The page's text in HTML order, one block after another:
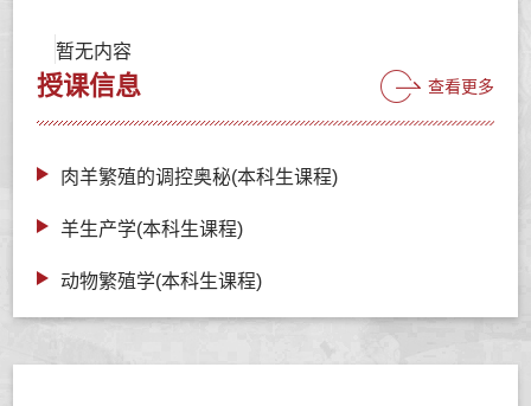
暂无内容
授课信息 查看更多
肉羊繁殖的调控奥秘(本科生课程)
羊生产学(本科生课程)
动物繁殖学(本科生课程)